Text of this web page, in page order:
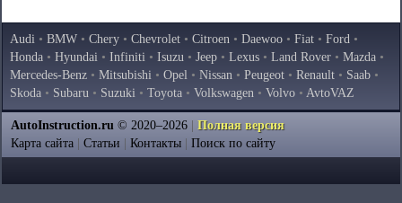
Audi • BMW • Chery • Chevrolet • Citroen • Daewoo • Fiat • Ford •
Honda • Hyundai • Infiniti • Isuzu • Jeep • Lexus • Land Rover • Mazda •
Mercedes-Benz • Mitsubishi • Opel • Nissan • Peugeot • Renault • Saab •
Skoda • Subaru • Suzuki • Toyota • Volkswagen • Volvo • AvtoVAZ
AutoInstruction.ru © 2020–2026
Полная версия
Карта сайта
Статьи Контакты Поиск по сайту